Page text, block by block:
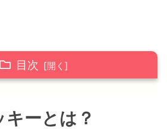
目次
のおすすめメニュー！テイクア
ーとは？